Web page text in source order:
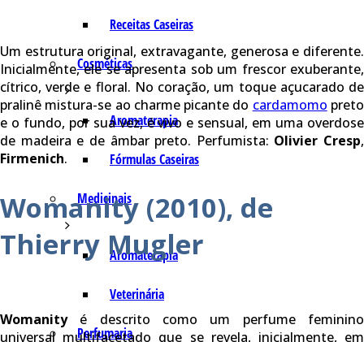
Receitas Caseiras
Cosméticas
Aromaterapia
Fórmulas Caseiras
Medicinais
Aromaterapia
Veterinária
Perfumaria
Um estrutura original, extravagante, generosa e diferente.
Inicialmente, ele se apresenta sob um frescor exuberante,
cítrico, verde e floral. No coração, um toque açucarado de
pralinê mistura-se ao charme picante do cardamomo preto
e o fundo, por sua vez, é vivo e sensual, em uma overdose
de madeira e de âmbar preto. Perfumista: Olivier Cresp,
Firmenich.
Womanity (2010), de
Thierry Mugler
Womanityé descrito como um perfume feminino
universal multifacetado que se revela, inicialmente, em